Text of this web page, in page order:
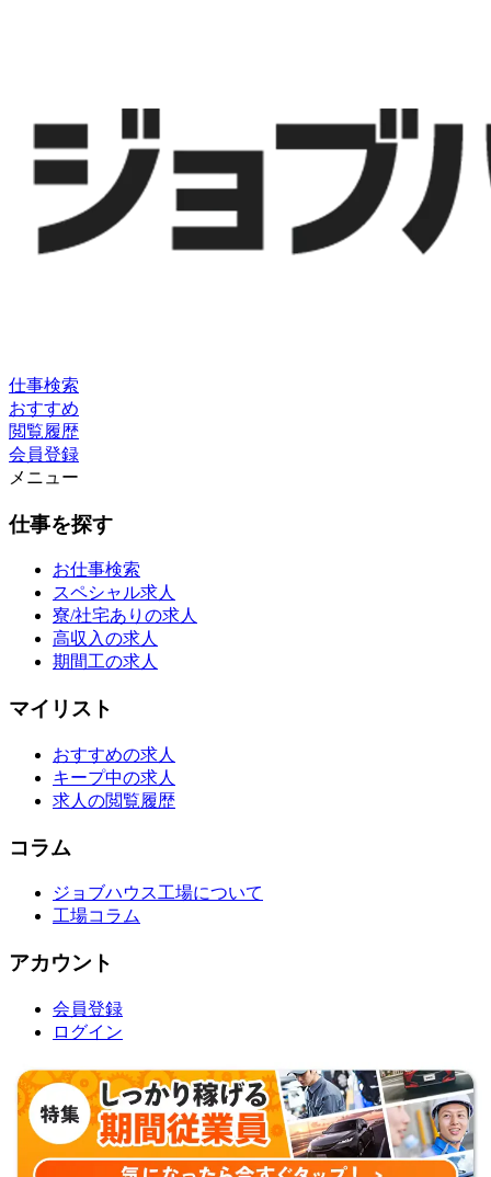
仕事検索
おすすめ
閲覧履歴
会員登録
メニュー
仕事を探す
お仕事検索
スペシャル求人
寮/社宅ありの求人
高収入の求人
期間工の求人
マイリスト
おすすめの求人
キープ中の求人
求人の閲覧履歴
コラム
ジョブハウス工場について
工場コラム
アカウント
会員登録
ログイン